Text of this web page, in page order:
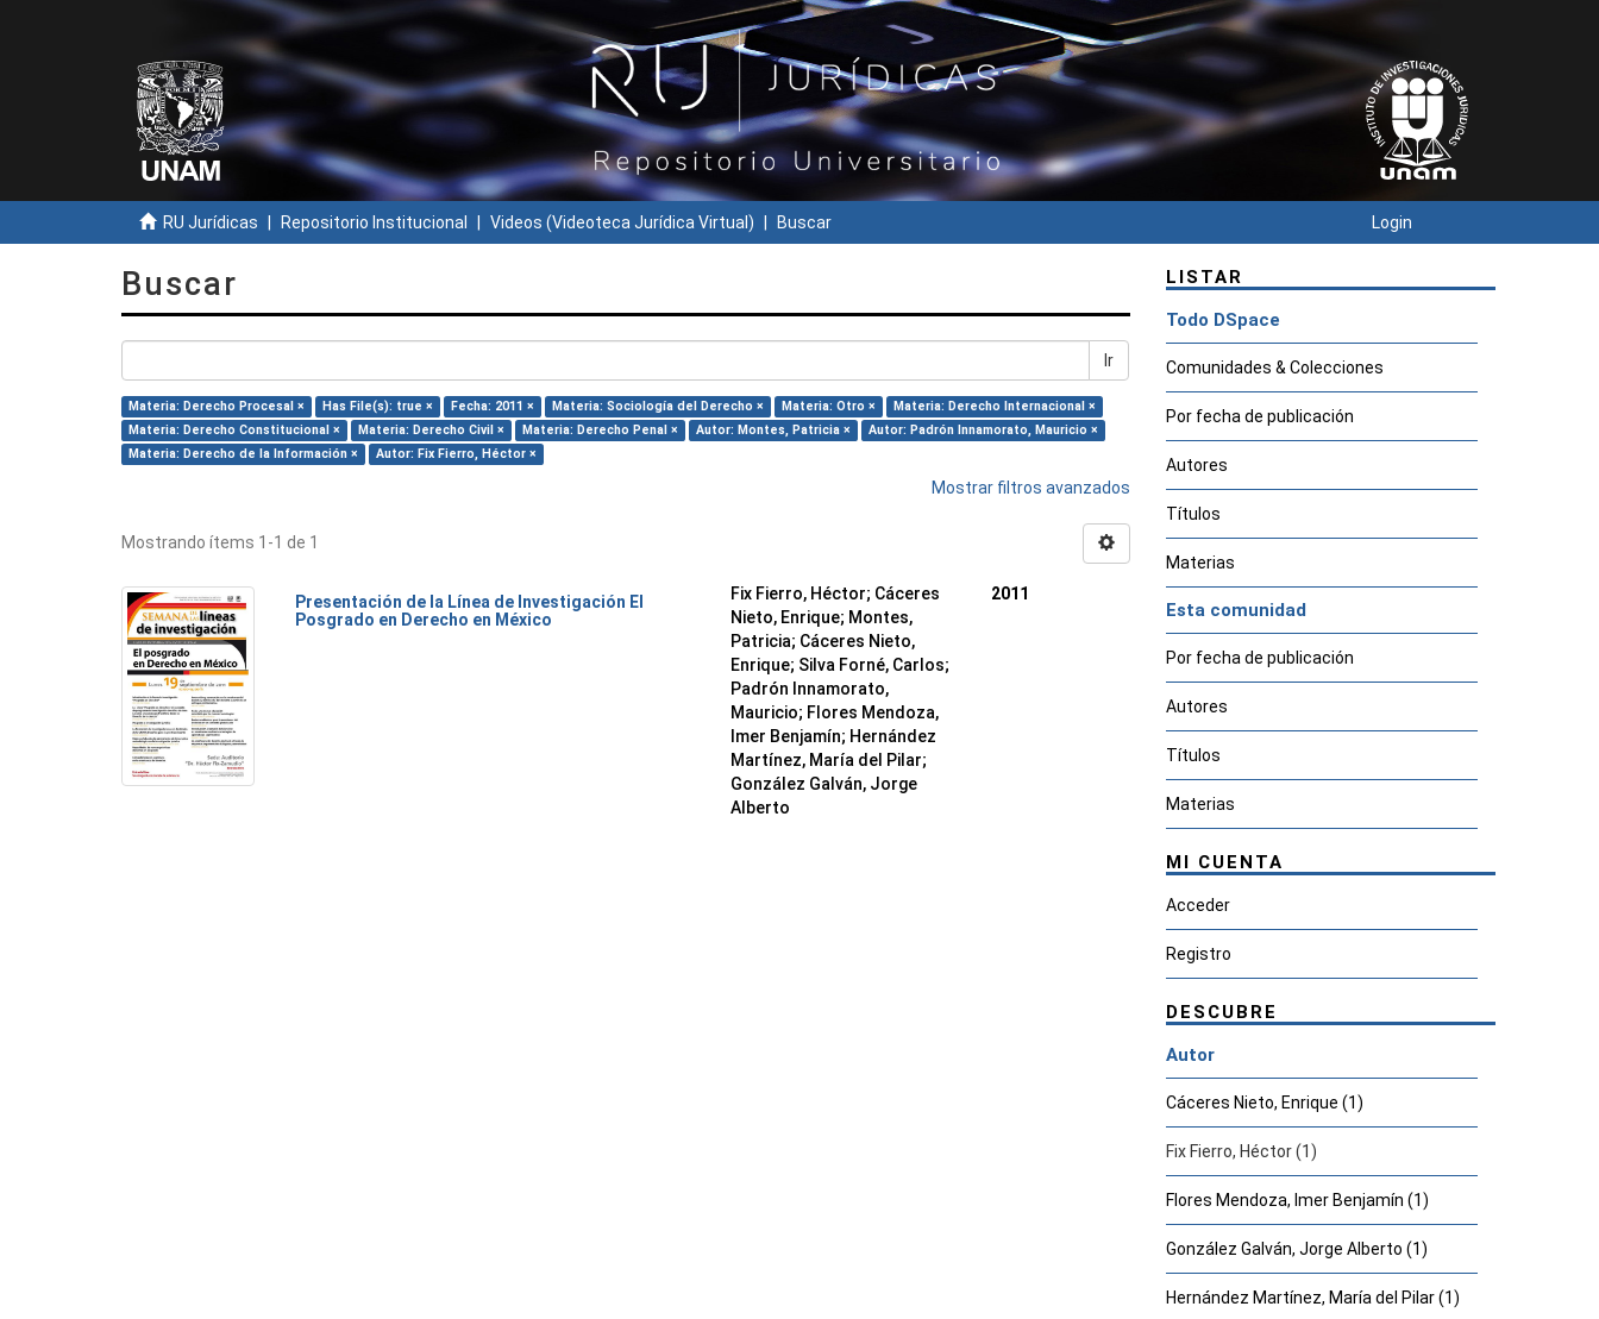
RU Jurídicas Repositorio Institucional Videos (Videoteca Jurídica Virtual) Buscar Login
Buscar
Ir
Materia: Derecho Procesal × Has File(s): true × Fecha: 2011 × Materia: Sociología del Derecho × Materia: Otro ×
Materia: Derecho Internacional ×
Materia: Derecho Constitucional ×
Materia: Derecho Civil × Materia: Derecho Penal × Autor: Montes, Patricia ×
Autor: Padrón Innamorato, Mauricio ×
Materia: Derecho de la Información ×
Autor: Fix Fierro, Héctor ×
Mostrar filtros avanzados
Mostrando ítems 1-1 de 1
Presentación de la Línea de Investigación El
Posgrado en Derecho en México
Fix Fierro, Héctor; Cáceres
Nieto, Enrique; Montes,
Patricia; Cáceres Nieto,
Enrique; Silva Forné, Carlos;
Padrón Innamorato,
Mauricio; Flores Mendoza,
Imer Benjamín; Hernández
Martínez, María del Pilar;
González Galván, Jorge
Alberto
2011
LISTAR
Todo DSpace
Comunidades & Colecciones
Por fecha de publicación
Autores
Títulos
Materias
Esta comunidad
Por fecha de publicación
Autores
Títulos
Materias
MI CUENTA
Acceder
Registro
DESCUBRE
Autor
Cáceres Nieto, Enrique (1)
Fix Fierro, Héctor (1)
Flores Mendoza, Imer Benjamín (1)
González Galván, Jorge Alberto (1)
Hernández Martínez, María del Pilar (1)